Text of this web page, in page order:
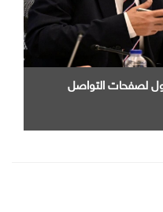
لصفحات التواصل